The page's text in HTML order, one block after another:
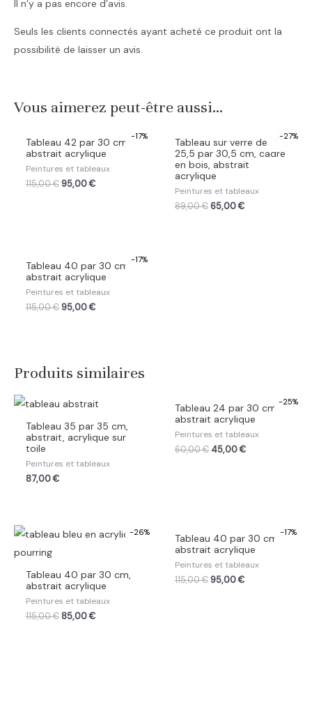
Il n’y a pas encore d’avis.
Seuls les clients connectés ayant acheté ce produit ont la
possibilité de laisser un avis.
Vous aimerez peut-être aussi…
-17%
Tableau 42 par 30 cm,
abstrait acrylique
Peintures et tableaux
115,00€ 95,00€
-27%
Tableau sur verre de
25,5 par 30,5 cm, cadre
en bois, abstrait
acrylique
Peintures et tableaux
89,00€ 65,00€
-17%
Tableau 40 par 30 cm,
abstrait acrylique
Peintures et tableaux
115,00€ 95,00€
Produits similaires
Tableau 35 par 35 cm,
abstrait, acrylique sur
toile
Peintures et tableaux
87,00€
-25%
Tableau 24 par 30 cm,
abstrait acrylique
Peintures et tableaux
60,00€ 45,00€
-26%
Tableau 40 par 30 cm,
abstrait acrylique
Peintures et tableaux
115,00€ 85,00€
-17%
Tableau 40 par 30 cm,
abstrait acrylique
Peintures et tableaux
115,00€ 95,00€